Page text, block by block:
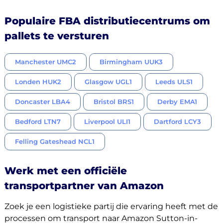
Populaire FBA distributiecentrums om
pallets te versturen
Manchester UMC2 Birmingham UUK3
Londen HUK2 Glasgow UGL1 Leeds ULS1
Doncaster LBA4 Bristol BRS1 Derby EMA1
Bedford LTN7 Liverpool ULI1 Dartford LCY3
Felling Gateshead NCL1
Werk met een officiële
transportpartner van Amazon
Zoek je een logistieke partij die ervaring heeft met de
processen om transport naar Amazon Sutton-in-